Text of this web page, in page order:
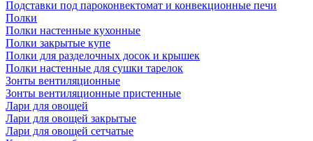
Подставки под пароконвектомат и конвекционные печи
Полки
Полки настенные кухонные
Полки закрытые купе
Полки для разделочных досок и крышек
Полки настенные для сушки тарелок
Зонты вентиляционные
Зонты вентиляционные пристенные
Лари для овощей
Лари для овощей закрытые
Лари для овощей сетчатые